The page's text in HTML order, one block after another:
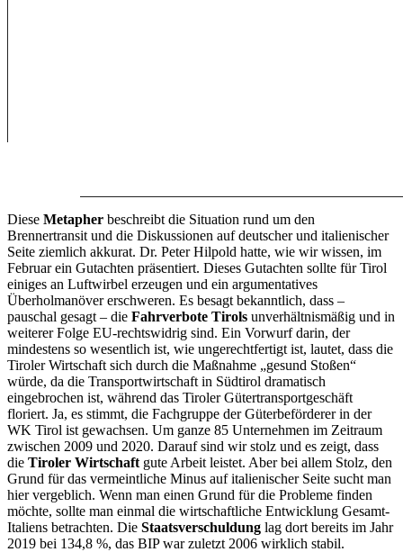
Diese Metapher beschreibt die Situation rund um den
Brennertransit und die Diskussionen auf deutscher und italienischer
Seite ziemlich akkurat. Dr. Peter Hilpold hatte, wie wir wissen, im
Februar ein Gutachten präsentiert. Dieses Gutachten sollte für Tirol
einiges an Luftwirbel erzeugen und ein argumentatives
Überholmanöver erschweren. Es besagt bekanntlich, dass –
pauschal gesagt – die Fahrverbote Tirols unverhältnismäßig und in
weiterer Folge EU-rechtswidrig sind. Ein Vorwurf darin, der
mindestens so wesentlich ist, wie ungerechtfertigt ist, lautet, dass die
Tiroler Wirtschaft sich durch die Maßnahme „gesund Stoßen“
würde, da die Transportwirtschaft in Südtirol dramatisch
eingebrochen ist, während das Tiroler Gütertransportgeschäft
floriert. Ja, es stimmt, die Fachgruppe der Güterbeförderer in der
WK Tirol ist gewachsen. Um ganze 85 Unternehmen im Zeitraum
zwischen 2009 und 2020. Darauf sind wir stolz und es zeigt, dass
die Tiroler Wirtschaft gute Arbeit leistet. Aber bei allem Stolz, den
Grund für das vermeintliche Minus auf italienischer Seite sucht man
hier vergeblich. Wenn man einen Grund für die Probleme finden
möchte, sollte man einmal die wirtschaftliche Entwicklung Gesamt-
Italiens betrachten. Die Staatsverschuldung lag dort bereits im Jahr
2019 bei 134,8 %, das BIP war zuletzt 2006 wirklich stabil.